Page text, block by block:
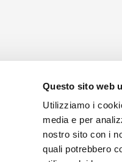
Questo sito web
Utilizziamo i
media e per
nostro sito con i
quali potrebbero